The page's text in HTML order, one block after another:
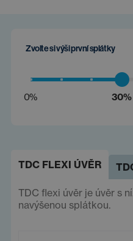
Zvolte si výši první splátky
0% 30%
TDC FLEXI ÚVĚR
TDC flexi úvěr je úvěr s
navýšenou splátkou.